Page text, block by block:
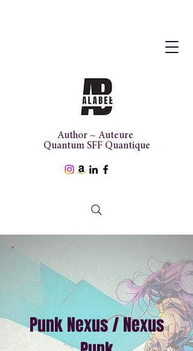
Author ~ Auteure
Quantum SFF Quantique
Punk Nexus / Nexus